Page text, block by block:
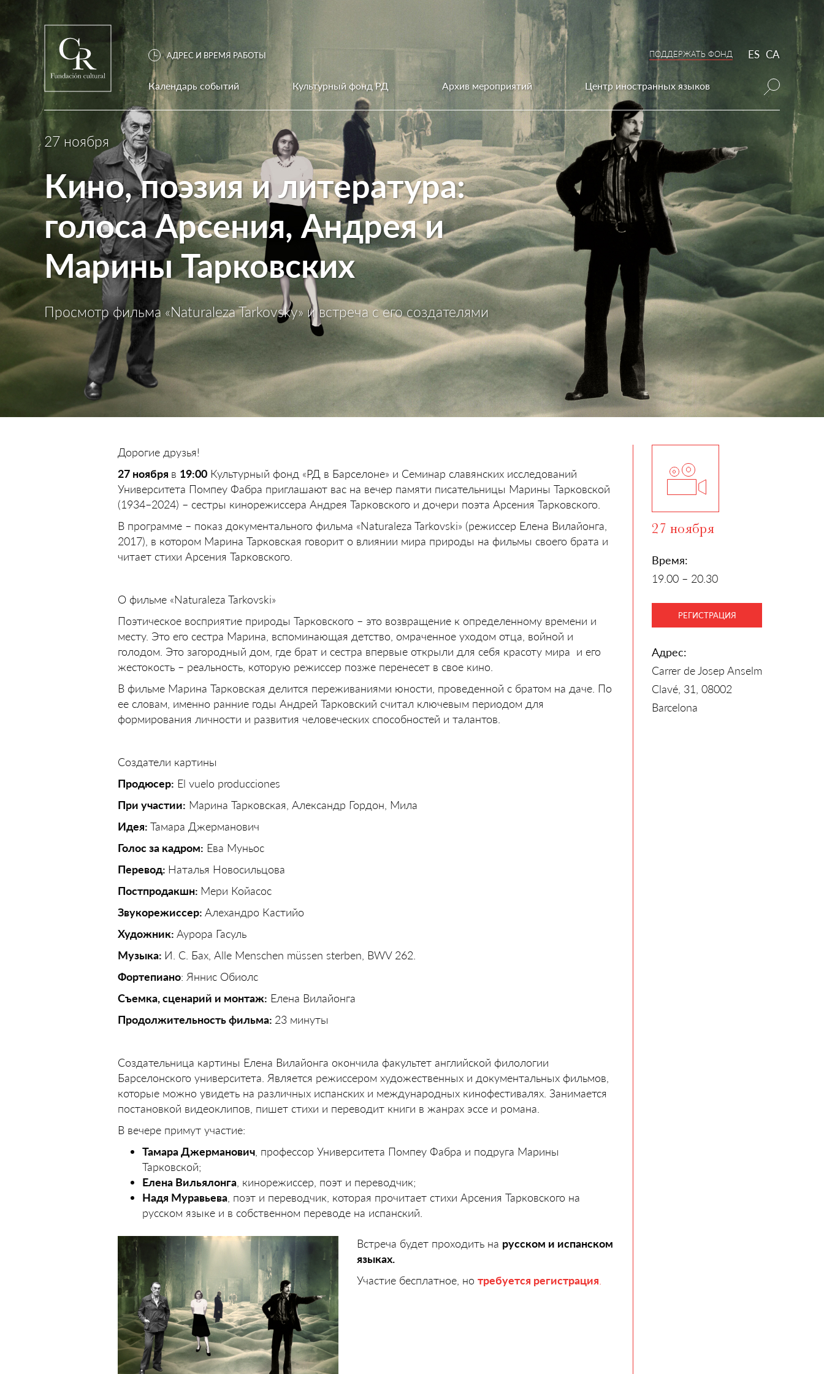
АДРЕС И ВРЕМЯ РАБОТЫ ПОДДЕРЖАТЬ ФОНД ES CA
Календарь событий Культурный фонд РД Архив мероприятий Центр иностранных языков
27 ноября
Кино, поэзия и литература:
голоса Арсения, Андрея и
Марины Тарковских
Просмотр фильма «Naturaleza Tarkovsky» и встреча с его создателями
Дорогие друзья!
27 ноября в 19:00 Культурный фонд «РД в Барселоне» и Семинар славянских исследований
Университета Помпеу Фабра приглашают вас на вечер памяти писательницы Марины Тарковской
(1934–2024) – сестры кинорежиссера Андрея Тарковского и дочери поэта Арсения Тарковского.
В программе – показ документального фильма «Naturaleza Tarkovski» (режиссер Елена Вилайонга,
2017), в котором Марина Тарковская говорит о влиянии мира природы на фильмы своего брата и
читает стихи Арсения Тарковского.
О фильме «Naturaleza Tarkovski»
Поэтическое восприятие природы Тарковского – это возвращение к определенному времени и
месту. Это его сестра Марина, вспоминающая детство, омраченное уходом отца, войной и
голодом. Это загородный дом, где брат и сестра впервые открыли для себя красоту мира и его
жестокость – реальность, которую режиссер позже перенесет в свое кино.
В фильме Марина Тарковская делится переживаниями юности, проведенной с братом на даче. По
ее словам, именно ранние годы Андрей Тарковский считал ключевым периодом для
формирования личности и развития человеческих способностей и талантов.
Создатели картины
Продюсер: El vuelo producciones
При участии: Марина Тарковская, Александр Гордон, Мила
Идея: Тамара Джерманович
Голос за кадром: Ева Муньос
Перевод: Наталья Новосильцова
Постпродакшн: Мери Койасос
Звукорежиссер: Алехандро Кастийо
Художник: Аурора Гасуль
Музыка: И. С. Бах, Alle Menschen müssen sterben, BWV 262.
Фортепиано: Яннис Обиолс
Съемка, сценарий и монтаж: Елена Вилайонга
Продолжительность фильма: 23 минуты
Создательница картины Елена Вилайонга окончила факультет английской филологии
Барселонского университета. Является режиссером художественных и документальных фильмов,
которые можно увидеть на различных испанских и международных кинофестивалях. Занимается
постановкой видеоклипов, пишет стихи и переводит книги в жанрах эссе и романа.
В вечере примут участие:
Тамара Джерманович , профессор Университета Помпеу Фабра и подруга Марины
Тарковской;
Елена Вильялонга , кинорежиссер, поэт и переводчик;
Надя Муравьева , поэт и переводчик, которая прочитает стихи Арсения Тарковского на
русском языке и в собственном переводе на испанский.
Встреча будет проходить на русском и испанском
языках.
Участие бесплатное, но требуется регистрация
27 ноября
Время:
19.00 – 20.30
РЕГИСТРАЦИЯ
Адрес:
Carrer de Josep Anselm
Clavé, 31, 08002
Barcelona